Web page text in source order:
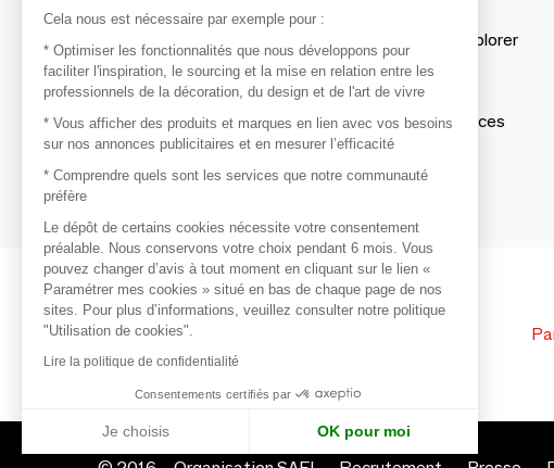
Découvrir
Les produits de milliers de fournisseurs à explorer
S'inspirer
Inspiration et sélections de produits tendances
Contacter
Cela nous est nécessaire par exemple pour :
* Optimiser les fonctionnalités que nous développons pour
faciliter l'inspiration, le sourcing et la mise en relation entre les
professionnels de la décoration, du design et de l'art de vivre
* Vous afficher des produits et marques en lien avec vos besoins
sur nos annonces publicitaires et en mesurer l’efficacité
* Comprendre quels sont les services que notre communauté
préfère
Le dépôt de certains cookies nécessite votre consentement
préalable. Nous conservons votre choix pendant 6 mois. Vous
pouvez changer d’avis à tout moment en cliquant sur le lien «
Paramétrer mes cookies » situé en bas de chaque page de nos
sites. Pour plus d’informations, veuillez consulter notre politique
"Utilisation de cookies".
Lire la politique de confidentialité
Consentements certifiés par
Je choisis OK pour moi